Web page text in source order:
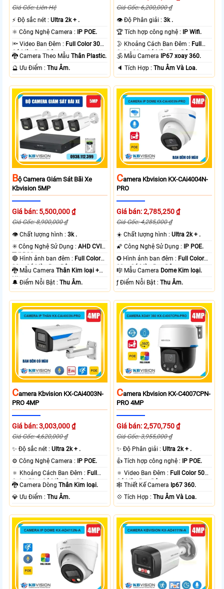
Giá Gốc: Liên Hệ
️⚡ Độ sắc nét :Ultra 2k + .
⚛️ Công Nghệ Camera :
IP POE.
🔦 Video Ban Đêm : Full Color 30m
Có Màu Ban Ðêm.
🐉️ Camera Theo MẫuThân Plastic.
️🔮 Ưu Điểm :Thu Âm.
Giá Gốc: 6,200,000 ₫
👁 Độ Phân giải :3k .
🏆 Tích hợp công nghệ :
IP Wifi.
🌛 Khoảng Cách Ban Đêm : Full
Color 30m Có Màu Ban Ðêm.
🕉️ Mẫu Camera
IP67 xoay 360.
️🔈 Tích Hợp :Thu Âm Và Loa.
BỘ Camera Giám Sát Bãi Xe
Kbvision 5MP
Giá bán: 5,500,000 ₫
Giá Gốc: 8,900,000 ₫
👁 Chất lượng hình :3k .
✳️ Công Nghệ Sử Dụng :AHD CVI
TVI BCS.
🔴 Hình ảnh ban đêm : Full Color
80m Có Màu Ban Ðêm.
🐉️ Mẫu CameraThân Kim loại +
Nhựa.
️🔔 Điểm Nỗi Bật :Thu Âm.
CAmera Kbvision KX-CAi4004N-
PRO
Giá bán: 2,785,250 ₫
Giá Gốc: 4,285,000 ₫
☀️ Chất lượng hình :Ultra 2k + .
🌠 Công Nghệ Sử Dụng :
IP POE.
✪ Hình ảnh ban đêm : Full Color
30m Có Màu Ban Ðêm.
🎼️ Mẫu Camera Dome Kim loại.
️ƒ Điểm Nỗi Bật :Thu Âm.
CAmera Kbvision KX-CAi4003N-
PRO 4MP
Giá bán: 3,003,000 ₫
Giá Gốc: 4,620,000 ₫
✨ Độ sắc nét :Ultra 2k + .
⚙ Công Nghệ Camera :
IP POE.
🔅 Khoảng Cách Ban Đêm : Full
Color 50m Có Màu Ban Ðêm.
🐉️ Camera DòngThân Kim loại.
️💎 Ưu Điểm :Thu Âm.
CAmera Kbvision KX-C4007CPN-
PRO 4MP
Giá bán: 2,570,750 ₫
Giá Gốc: 3,955,000 ₫
✨ Độ Phân giải :Ultra 2k + .
👍 Tích hợp công nghệ :
IP POE.
🔅 Video Ban Đêm : Full Color 50m
Có Màu Ban Ðêm.
🕸️ Thiết Kế Camera Ip67 360.
️💠 Tích Hợp :Thu Âm Và Loa.